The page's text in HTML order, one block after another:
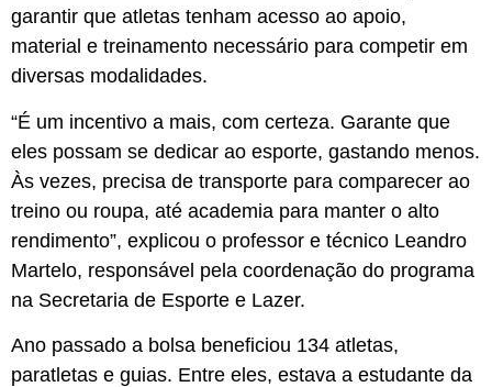
garantir que atletas tenham acesso ao apoio,
material e treinamento necessário para competir em
diversas modalidades.
“É um incentivo a mais, com certeza. Garante que
eles possam se dedicar ao esporte, gastando menos.
Às vezes, precisa de transporte para comparecer ao
treino ou roupa, até academia para manter o alto
rendimento”, explicou o professor e técnico Leandro
Martelo, responsável pela coordenação do programa
na Secretaria de Esporte e Lazer.
Ano passado a bolsa beneficiou 134 atletas,
paratletas e guias. Entre eles, estava a estudante da